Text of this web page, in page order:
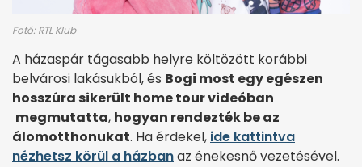
Fotó: RTL Klub
A házaspár tágasabb helyre költözött korábbi
belvárosi lakásukból, és Bogi most egy egészen
hosszúra sikerült home tour videóban
megmutatta, hogyan rendezték be az
álomotthonukat. Ha érdekel, ide kattintva
nézhetsz körül a házbanaz énekesnő vezetésével.